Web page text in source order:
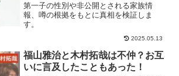
第一子の性別や非公開とされる家族情
報、噂の根拠をもとに真相を検証しま
す。
2025.05.13
福山雅治と木村拓哉は不仲？お互
いに言及したこともあった！